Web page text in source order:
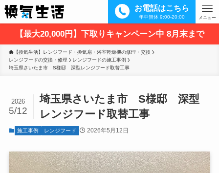
お電話はこちら
年中無休 9:00-20:00 メニュー
【最大20,000円】下取りキャンペーン中 8月末まで
【換気生活】レンジフード・換気扇・浴室乾燥機の修理・交換
レンジフードの交換・修理
レンジフードの施工事例
埼玉県さいたま市　S様邸　深型レンジフード取替工事
埼玉県さいたま市 S様邸 深型
レンジフード取替工事
2026
5/12
施工事例 レンジフード 2026年5月12日